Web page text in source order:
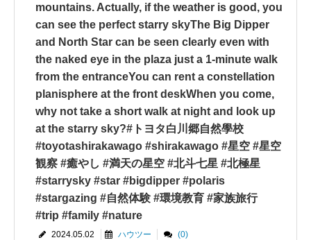
mountains. Actually, if the weather is good, you
can see the perfect starry skyThe Big Dipper
and North Star can be seen clearly even with
the naked eye in the plaza just a 1-minute walk
from the entranceYou can rent a constellation
planisphere at the front deskWhen you come,
why not take a short walk at night and look up
at the starry sky?#トヨタ白川郷自然學校
#toyotashirakawago #shirakawago #星空 #星空
観察 #癒やし #満天の星空 #北斗七星 #北極星
#starrysky #star #bigdipper #polaris
#stargazing #自然体験 #環境教育 #家族旅行
#trip #family #nature
2024.05.02 ハウツー (0)